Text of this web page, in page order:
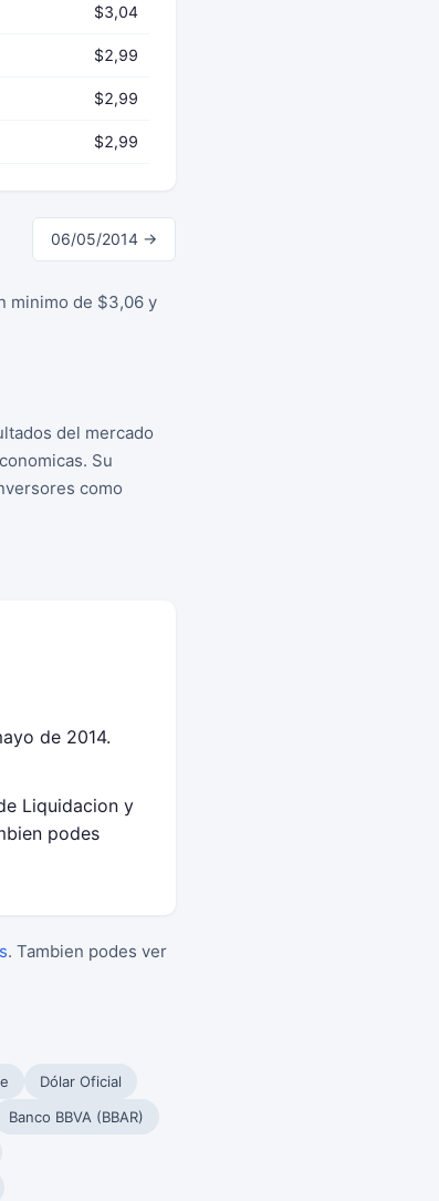
$3,04
$2,99
$2,99
$2,99
06/05/2014 →
minimo de $3,06 y
del mercado
Su
como
de 2014.
Liquidacion y
podes
. Tambien podes ver
Dólar Oficial
Banco BBVA (BBAR)